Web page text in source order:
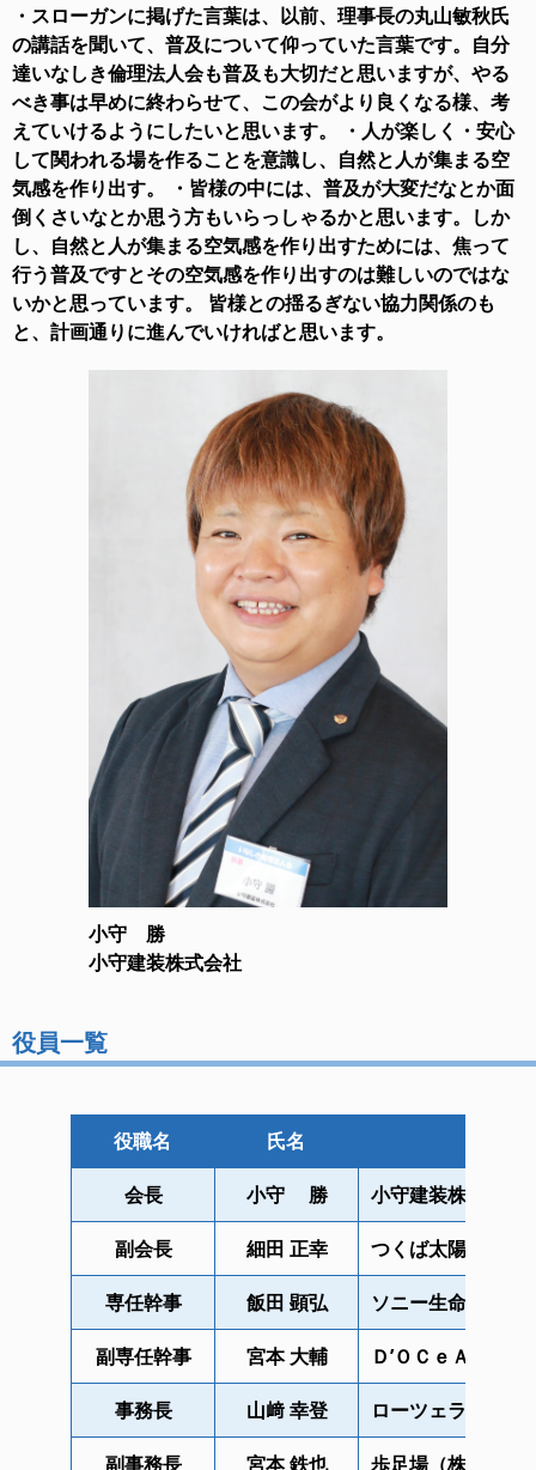
・スローガンに掲げた言葉は、以前、理事長の丸山敏秋氏
の講話を聞いて、普及について仰っていた言葉です。自分
達いなしき倫理法人会も普及も大切だと思いますが、やる
べき事は早めに終わらせて、この会がより良くなる様、考
えていけるようにしたいと思います。 ・人が楽しく・安心
して関われる場を作ることを意識し、自然と人が集まる空
気感を作り出す。 ・皆様の中には、普及が大変だなとか面
倒くさいなとか思う方もいらっしゃるかと思います。しか
し、自然と人が集まる空気感を作り出すためには、焦って
行う普及ですとその空気感を作り出すのは難しいのではな
いかと思っています。 皆様との揺るぎない協力関係のも
と、計画通りに進んでいければと思います。
小守 勝
小守建装株式会社
役員一覧
役職名 氏名
会長 小守 勝 小守建装株式会社
副会長 細田 正幸 つくば太陽エネル
専任幹事 飯田 顕弘 ソニー生命保険
副専任幹事 宮本 大輔 Ｄ’ＯＣｅＡＮ
事務長 山﨑 幸登 ローツェライフサ
副事務長 宮本 鉄也 歩足場（株）